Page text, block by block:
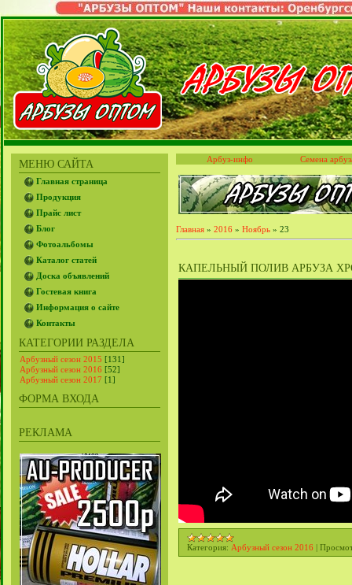
МЕНЮ САЙТА
Главная страница
Продукция
Прайс лист
Блог
Фотоальбомы
Каталог статей
Доска объявлений
Гостевая книга
Информация о сайте
Контакты
КАТЕГОРИИ РАЗДЕЛА
Арбузный сезон 2015 [131]
Арбузный сезон 2016 [52]
Арбузный сезон 2017 [1]
ФОРМА ВХОДА
РЕКЛАМА
Арбуз-инфо Семена
Главная » 2016 » Ноябрь » 23
КАПЕЛЬНЫЙ ПОЛИВ АРБУЗА
Категория: Арбузный сезон 2016 |